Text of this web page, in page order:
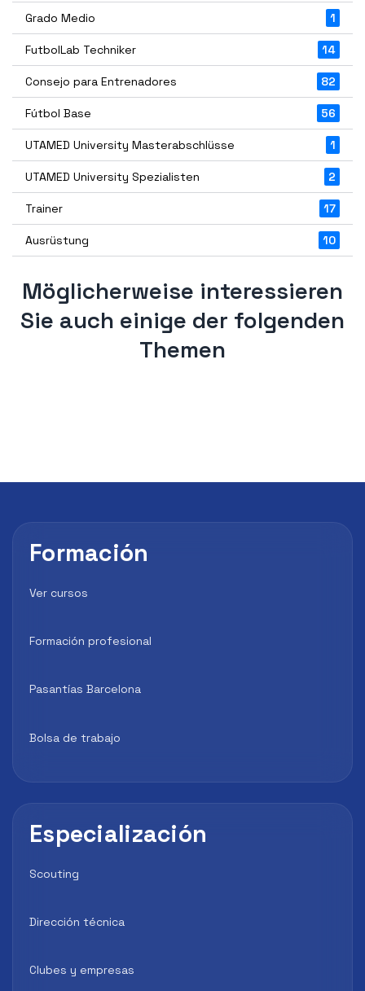
Grado Medio 1
FutbolLab Techniker 14
Consejo para Entrenadores 82
Fútbol Base 56
UTAMED University Masterabschlüsse 1
UTAMED University Spezialisten 2
Trainer 17
Ausrüstung 10
Möglicherweise interessieren
Sie auch einige der folgenden
Themen
Formación
Ver cursos
Formación profesional
Pasantías Barcelona
Bolsa de trabajo
Especialización
Scouting
Dirección técnica
Clubes y empresas